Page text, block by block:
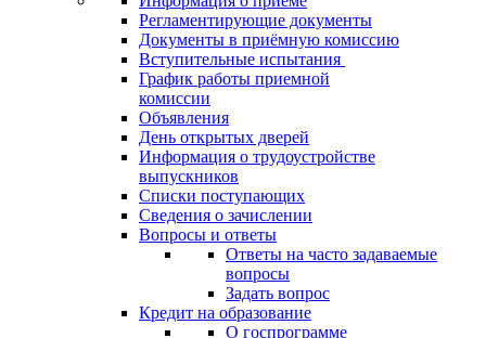
Регламентирующие документы
Документы в приёмную комиссию
Вступительные испытания
График работы приемной
комиссии
Объявления
День открытых дверей
Информация о трудоустройстве
выпускников
Списки поступающих
Сведения о зачислении
Вопросы и ответы
Ответы на часто задаваемые
вопросы
Задать вопрос
Кредит на образование
О госпрограмме